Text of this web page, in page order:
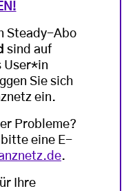
Steady-Abo
sind auf
User*in
Sie sich
ein.
Probleme?
bitte eine E-
.
Ihre